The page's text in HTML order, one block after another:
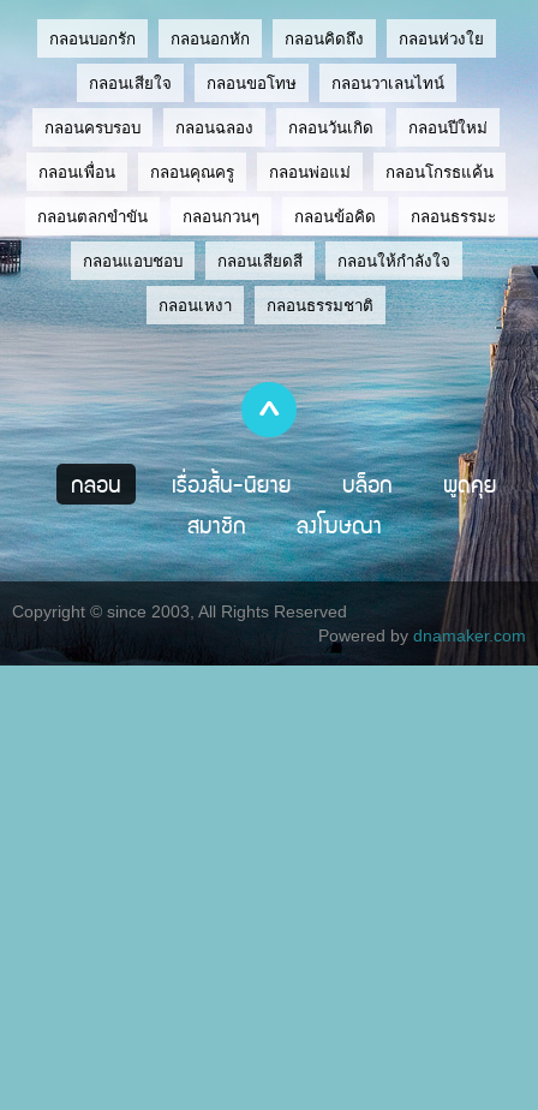
กลอนบอกรัก กลอนอกหัก กลอนคิดถึง กลอนห่วงใย
กลอนเสียใจ กลอนขอโทษ กลอนวาเลนไทน์
กลอนครบรอบ กลอนฉลอง กลอนวันเกิด กลอนปีใหม่
กลอนเพื่อน กลอนคุณครู กลอนพ่อแม่ กลอนโกรธแค้น
กลอนตลกขำขัน กลอนกวนๆ กลอนข้อคิด กลอนธรรมะ
กลอนแอบชอบ กลอนเสียดสี กลอนให้กำลังใจ
กลอนเหงา กลอนธรรมชาติ
กลอน เรื่องสั้น-นิยาย บล็อก
พูดคุย
สมาชิก
ลงโฆษณา
Copyright © since 2003, All Rights Reserved
Powered by dnamaker.com